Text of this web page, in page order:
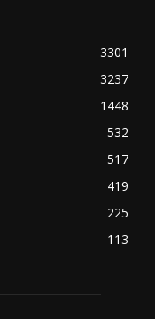
3301
3237
1448
532
517
419
225
113